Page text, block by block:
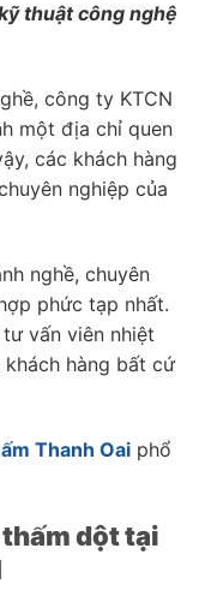
thuật công nghệ
công ty KTCN
một địa chỉ quen
các khách hàng
nghiệp của
nghề, chuyên
phức tạp nhất.
vấn viên nhiệt
hàng bất cứ
Thanh Oai phổ
dột tại